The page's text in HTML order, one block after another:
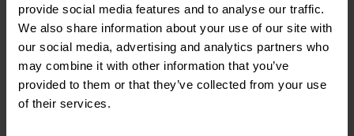
provide social media features and to analyse our traffic.
We also share information about your use of our site with
our social media, advertising and analytics partners who
may combine it with other information that you’ve
provided to them or that they’ve collected from your use
of their services.
0 x
5. 7. 2025
Přihlásit se